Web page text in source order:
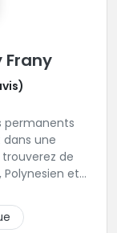
Frany
permanents
dans une
de
et
de